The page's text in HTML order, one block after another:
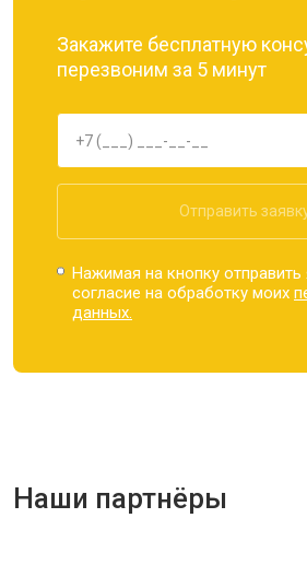
Закажите бесплатную
перезвоним за 5 минут
Отправить
Нажимая на кнопку
согласие на обработку моих
данных.
Наши партнёры